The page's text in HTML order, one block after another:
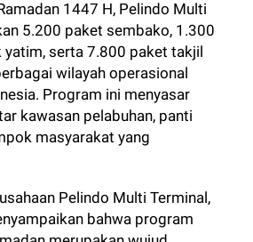
1447 H, Pelindo Multi
5.200 paket sembako, 1.300
yatim, serta 7.800 paket takjil
wilayah operasional
Program ini menyasar
kawasan pelabuhan, panti
masyarakat yang
Pelindo Multi Terminal,
bahwa program